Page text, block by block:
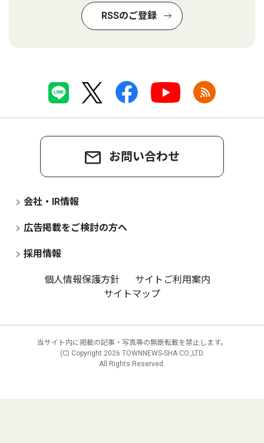
RSSのご登録
お問い合わせ
会社・IR情報
広告掲載をご検討の方へ
採用情報
個人情報保護方針
サイトご利用案内
サイトマップ
当サイト内に掲載の記事・写真等の無断転載を禁止します。
(C) Copyright 2026 TOWNNEWS-SHA CO.,LTD.
All Rights Reserved.